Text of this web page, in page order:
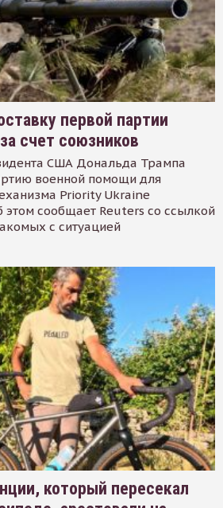
первой партии
счет союзников
США Дональда Трампа
военной помощи для
Priority Ukraine
сообщает Reuters со ссылкой
с ситуацией
который пересекал